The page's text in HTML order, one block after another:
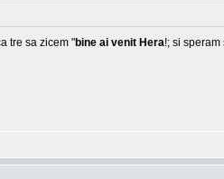
tre sa zicem "bine ai venit Hera!; si